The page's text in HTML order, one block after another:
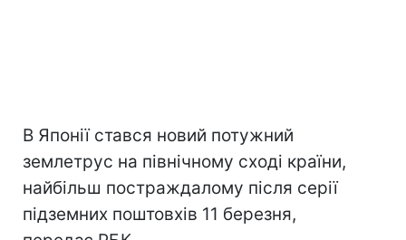
В Японії стався новий потужний
землетрус на північному сході країни,
найбільш постраждалому після серії
підземних поштовхів 11 березня,